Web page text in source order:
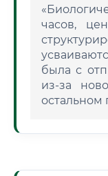
часов,
была с
из-за
остальном